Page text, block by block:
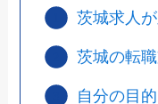
茨城求人
茨城の転
自分の目